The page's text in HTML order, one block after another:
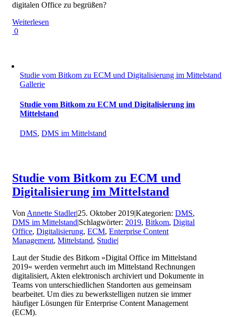
digitalen Office zu begrüßen?
Weiterlesen
0
Studie vom Bitkom zu ECM und Digitalisierung im Mittelstand
Gallerie
Studie vom Bitkom zu ECM und Digitalisierung im
Mittelstand
DMS,DMS im Mittelstand
Studie vom Bitkom zu ECM und
Digitalisierung im Mittelstand
Von Annette Stadler|25. Oktober 2019|Kategorien:DMS,
DMS im Mittelstand|Schlagwörter: 2019,Bitkom,Digital
Office,Digitalisierung,ECM,Enterprise Content
Management,Mittelstand, Studie|
Laut der Studie des Bitkom »Digital Office im Mittelstand
2019« werden vermehrt auch im Mittelstand Rechnungen
digitalisiert, Akten elektronisch archiviert und Dokumente in
Teams von unterschiedlichen Standorten aus gemeinsam
bearbeitet. Um dies zu bewerkstelligen nutzen sie immer
häufiger Lösungen für Enterprise Content Management
(ECM).